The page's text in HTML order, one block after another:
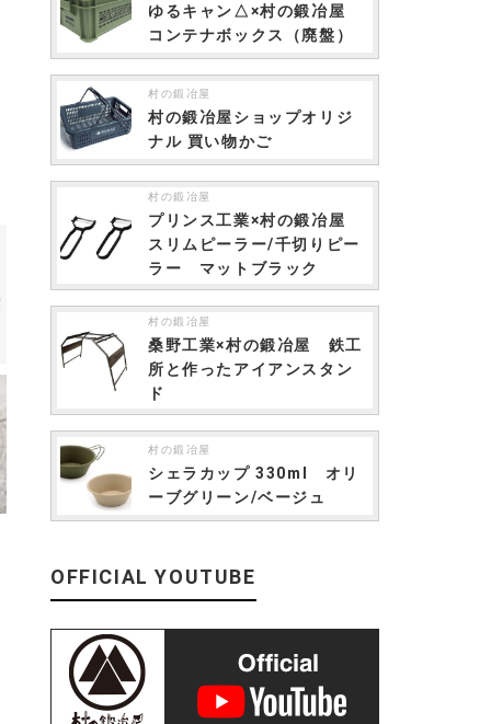
ゆるキャン△×村の鍛冶屋
コンテナボックス（廃盤）
村の鍛冶屋
村の鍛冶屋ショップオリジ
ナル 買い物かご
村の鍛冶屋
プリンス工業×村の鍛冶屋
スリムピーラー/千切りピー
ラー マットブラック
村の鍛冶屋
桑野工業×村の鍛冶屋 鉄工
所と作ったアイアンスタン
ド
村の鍛冶屋
シェラカップ 330ml オリ
ーブグリーン/ベージュ
OFFICIAL YOUTUBE